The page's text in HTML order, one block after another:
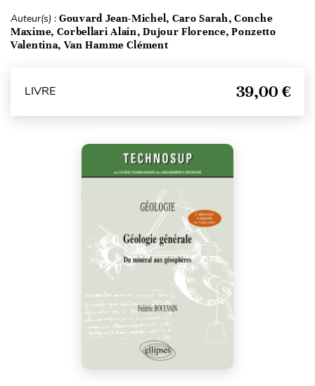
Auteur(s) : Gouvard Jean-Michel, Caro Sarah, Conche
Maxime, Corbellari Alain, Dujour Florence, Ponzetto
Valentina, Van Hamme Clément
LIVRE 39,00 €